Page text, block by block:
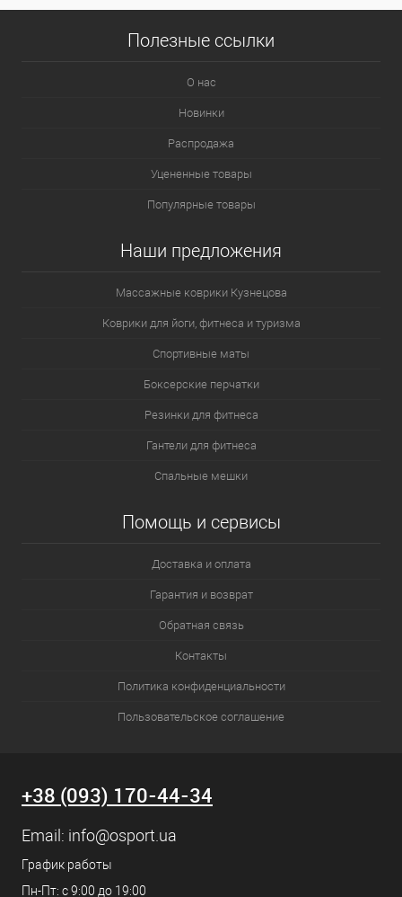
Полезные ссылки
О нас
Новинки
Распродажа
Уцененные товары
Популярные товары
Наши предложения
Массажные коврики Кузнецова
Коврики для йоги, фитнеса и туризма
Спортивные маты
Боксерские перчатки
Резинки для фитнеса
Гантели для фитнеса
Спальные мешки
Помощь и сервисы
Доставка и оплата
Гарантия и возврат
Обратная связь
Контакты
Политика конфиденциальности
Пользовательское соглашение
+38 (093) 170-44-34
Email: info@osport.ua
График работы
Пн-Пт: с 9:00 до 19:00